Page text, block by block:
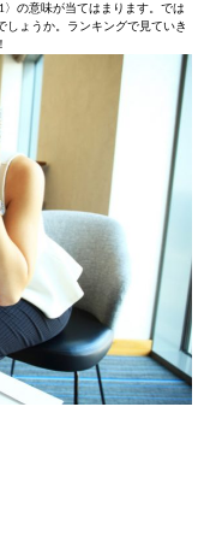
の意味が当てはまります。では
しょうか。ランキングで見ていき